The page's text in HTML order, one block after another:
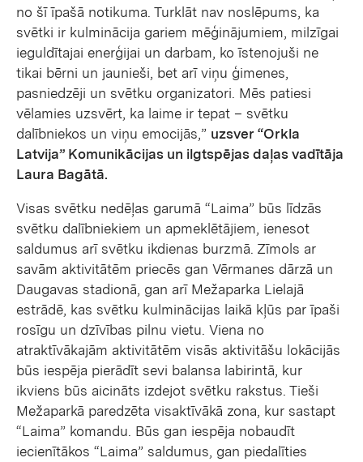
no šī īpašā notikuma. Turklāt nav noslēpums, ka
svētki ir kulminācija gariem mēģinājumiem, milzīgai
ieguldītajai enerģijai un darbam, ko īstenojuši ne
tikai bērni un jaunieši, bet arī viņu ģimenes,
pasniedzēji un svētku organizatori. Mēs patiesi
vēlamies uzsvērt, ka laime ir tepat – svētku
dalībniekos un viņu emocijās,” uzsver “Orkla
Latvija” Komunikācijas un ilgtspējas daļas vadītāja
Laura Bagātā.
Visas svētku nedēļas garumā “Laima” būs līdzās
svētku dalībniekiem un apmeklētājiem, ienesot
saldumus arī svētku ikdienas burzmā. Zīmols ar
savām aktivitātēm priecēs gan Vērmanes dārzā un
Daugavas stadionā, gan arī Mežaparka Lielajā
estrādē, kas svētku kulminācijas laikā kļūs par īpaši
rosīgu un dzīvības pilnu vietu. Viena no
atraktīvākajām aktivitātēm visās aktivitāšu lokācijās
būs iespēja pierādīt sevi balansa labirintā, kur
ikviens būs aicināts izdejot svētku rakstus. Tieši
Mežaparkā paredzēta visaktīvākā zona, kur sastapt
“Laima” komandu. Būs gan iespēja nobaudīt
iecienītākos “Laima” saldumus, gan piedalīties